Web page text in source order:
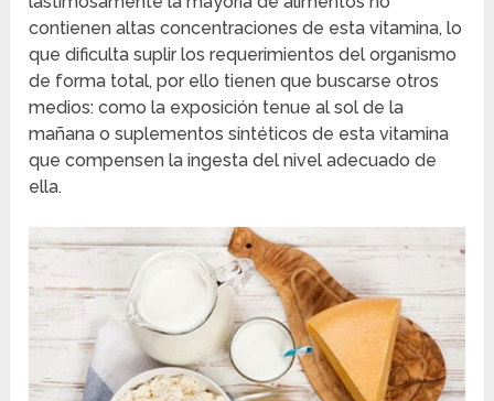
contienen altas concentraciones de esta vitamina, lo
que dificulta suplir los requerimientos del organismo
de forma total, por ello tienen que buscarse otros
medios: como la exposición tenue al sol de la
mañana o suplementos sintéticos de esta vitamina
que compensen la ingesta del nivel adecuado de
ella.